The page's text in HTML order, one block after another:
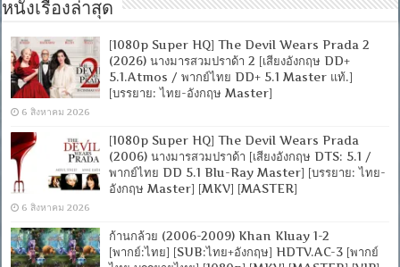
DD
2.0]
[บรรยาย:
อังกฤษ
Master]
[MKV]
[MASTER]
หนังเรื่องล่าสุด
[1080p Super HQ] The Devil Wears Prada 2
(2026) นางมารสวมปราด้า 2 [เสียงอังกฤษ DD+
5.1.Atmos / พากย์ไทย DD+ 5.1 Master แท้.]
[บรรยาย: ไทย-อังกฤษ Master]
6 สิงหาคม 2026
[1080p Super HQ] The Devil Wears Prada
(2006) นางมารสวมปราด้า [เสียงอังกฤษ DTS: 5.1 /
พากย์ไทย DD 5.1 Blu-Ray Master] [บรรยาย: ไทย-
อังกฤษ Master] [MKV] [MASTER]
6 สิงหาคม 2026
ก้านกล้วย (2006-2009) Khan Kluay 1-2
[พากย์:ไทย] [SUB:ไทย+อังกฤษ] HDTV.AC-3 [พากย์